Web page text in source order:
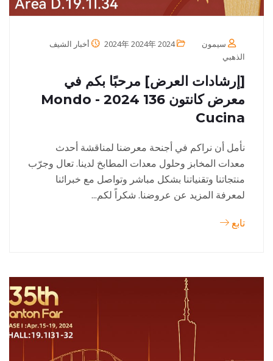
سيمون 2024年 2024年 2024
أخبار الشيف
الذهبي
[إرشادات العرض] مرحبًا بكم في
معرض كانتون 136 2024 - Mondo
Cucina
نأمل أن نراكم في أجنحة معرضنا لمناقشة أحدث
معدات المخابز وحلول معدات المطابخ لدينا. تعال وجرّب
منتجاتنا وتقنياتنا بشكل مباشر وتواصل مع خبرائنا
لمعرفة المزيد عن عروضنا. شكراً لكم...
تابع